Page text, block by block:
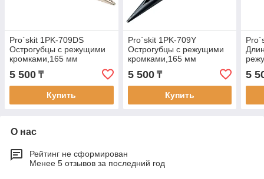
Pro`skit 1PK-709DS
Острогубцы с режущими
кромками,165 мм
5 500 ₸
Купить
Pro`skit 1PK-709Y
Острогубцы с режущими
кромками,165 мм
5 500₸
Купить
5
О нас
Рейтинг не сформирован
Менее 5 отзывов за последний год